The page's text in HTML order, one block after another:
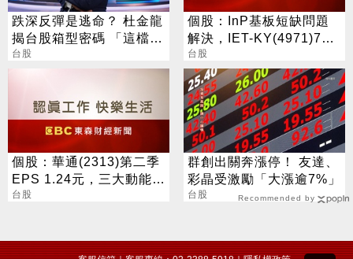
跌深反彈是逃命？ 杜金龍
揭台股箱型密碼 「這檔」
手腳要快
台股
個股：InP基板短缺問題
解決，IET-KY(4971)7月
營收1.05億元，重拾成長
動能
台股
個股：華通(2313)第二季
EPS 1.24元，三大動能加
持，營運展望逐季向上
台股
群創出關奔漲停！ 友達、
彩晶受激勵「大漲逾7%」
台股 Recommended by